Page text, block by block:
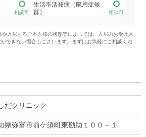
相談可
生活不活発病（廃用症候
群）
相談可
入居するご本人様の状態等によっては、入居のお受け入
できない場合もございます。まずはお気軽にご相談くだ
だクリニック
県弥富市前ケ須町東勘助１００－１